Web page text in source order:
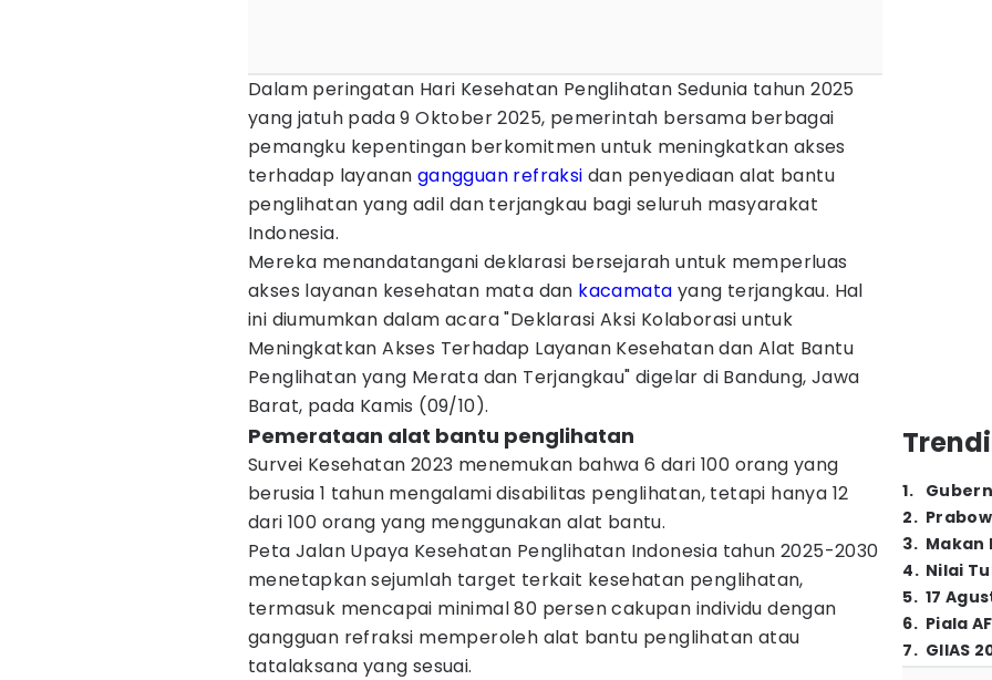
Dalam peringatan Hari Kesehatan Penglihatan Sedunia tahun 2025
yang jatuh pada 9 Oktober 2025, pemerintah bersama berbagai
pemangku kepentingan berkomitmen untuk meningkatkan akses
terhadap layanan gangguan refraksidan penyediaan alat bantu
penglihatan yang adil dan terjangkau bagi seluruh masyarakat
Indonesia.
Mereka menandatangani deklarasi bersejarah untuk memperluas
akses layanan kesehatan mata dan kacamata yang terjangkau. Hal
ini diumumkan dalam acara "Deklarasi Aksi Kolaborasi untuk
Meningkatkan Akses Terhadap Layanan Kesehatan dan Alat Bantu
Penglihatan yang Merata dan Terjangkau" digelar di Bandung, Jawa
Barat, pada Kamis (09/10).
Pemerataan alat bantu penglihatan
Survei Kesehatan 2023 menemukan bahwa 6 dari 100 orang yang
berusia 1 tahun mengalami disabilitas penglihatan, tetapi hanya 12
dari 100 orang yang menggunakan alat bantu.
Peta Jalan Upaya Kesehatan Penglihatan Indonesia tahun 2025-2030
menetapkan sejumlah target terkait kesehatan penglihatan,
termasuk mencapai minimal 80 persen cakupan individu dengan
gangguan refraksi memperoleh alat bantu penglihatan atau
tatalaksana yang sesuai.
1.
2.
3. Makan
4. Nilai
5. 17
6. Piala
7. GIIAS